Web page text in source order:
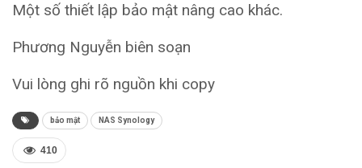
Một số thiết lập bảo mật nâng cao khác.
Phương Nguyễn biên soạn
Vui lòng ghi rõ nguồn khi copy
bảo mật NAS Synology
410